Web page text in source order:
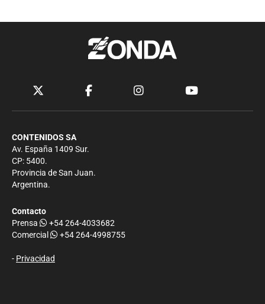
CONTENIDOS SA
Av. España 1409 Sur.
CP: 5400.
Provincia de San Juan.
Argentina.
Contacto
Prensa
+54 264-4033682
Comercial
+54 264-4998755
- Privacidad